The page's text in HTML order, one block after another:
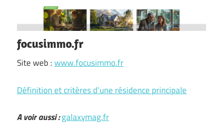
focusimmo.fr
Site web :www.focusimmo.fr
Définition et critères d’une résidence principale
A voir aussi :galaxymag.fr